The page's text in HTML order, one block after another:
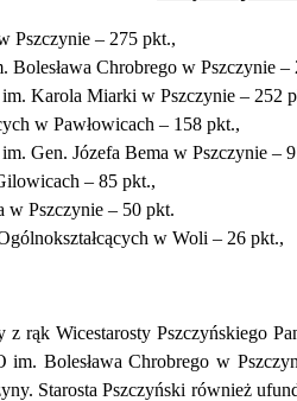
Pszczynie – 275 pkt.,
Bolesława Chrobrego w Pszczynie –
im. Karola Miarki w Pszczynie – 252
w Pawłowicach – 158 pkt.,
Gen. Józefa Bema w Pszczynie –
– 85 pkt.,
w Pszczynie – 50 pkt.
w Woli – 26 pkt.,
z rąk Wicestarosty Pszczyńskiego
Bolesława Chrobrego w
Starosta Pszczyński również